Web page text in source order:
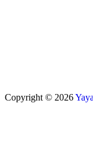
Copyright © 2026